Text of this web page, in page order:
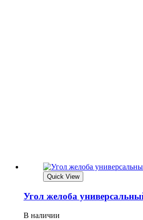
Quick View
Угол желоба
В наличии